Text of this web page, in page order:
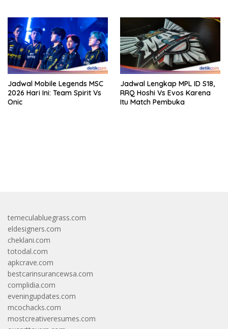
Jadwal Mobile Legends MSC
2026 Hari Ini: Team Spirit Vs
Onic
Jadwal Lengkap MPL ID S18,
RRQ Hoshi Vs Evos Karena
Itu Match Pembuka
temeculabluegrass.com
eldesigners.com
cheklani.com
totodal.com
apkcrave.com
bestcarinsurancewsa.com
complidia.com
eveningupdates.com
mcochacks.com
mostcreativeresumes.com